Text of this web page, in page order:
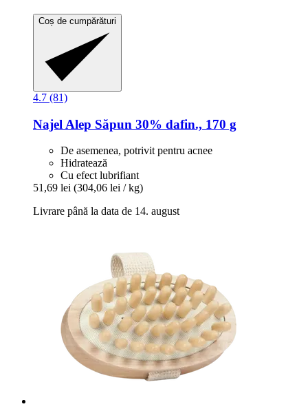
Coș de cumpărături
4.7 (81)
Najel Alep Săpun 30% dafin., 170 g
De asemenea, potrivit pentru acnee
Hidratează
Cu efect lubrifiant
51,69 lei (304,06 lei / kg)
Livrare până la data de 14. august